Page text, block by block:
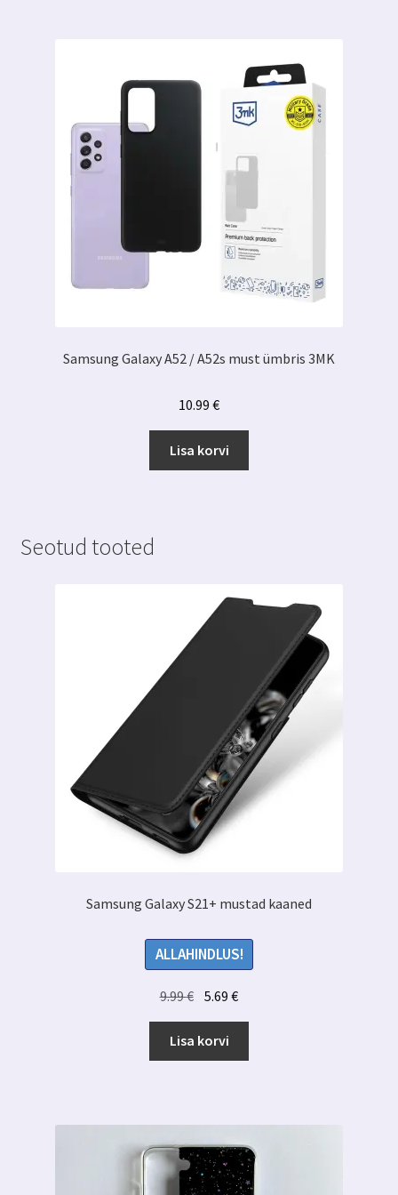
Samsung Galaxy A52 / A52s must ümbris 3MK
10.99 €
Lisa korvi
Seotud tooted
Samsung Galaxy S21+ mustad kaaned
ALLAHINDLUS!
9.99€ Algne
oli:
9.99 €.
5.69€Praegune
5.69 €.
Lisa korvi